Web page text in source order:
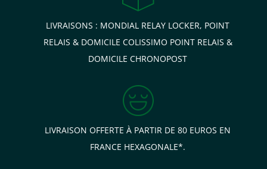
LIVRAISONS : MONDIAL RELAY LOCKER, POINT
RELAIS & DOMICILE COLISSIMO POINT RELAIS &
DOMICILE CHRONOPOST
LIVRAISON OFFERTE À PARTIR DE 80 EUROS EN
FRANCE HEXAGONALE*.